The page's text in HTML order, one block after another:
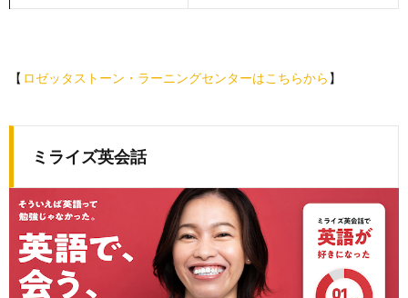
【 ロゼッタストーン・ラーニングセンターはこちらから 】
ミライズ英会話